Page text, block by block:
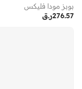
بوبز مودا فليكس
ر.ق276.57